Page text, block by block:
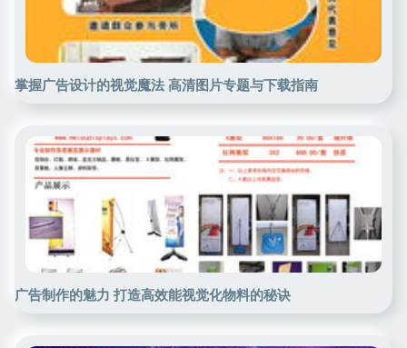
掌握广告设计的视觉魔法 高清图片专题与下载指南
广告制作的魅力 打造高效能视觉化物料的秘诀